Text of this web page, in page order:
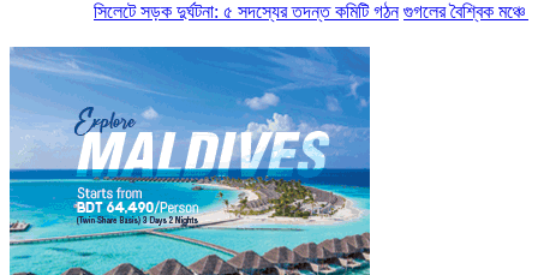
সিলেটে সড়ক দুর্ঘটনা: ৫ সদস্যের তদন্ত কমিটি গঠন গুগলের বৈশ্বিক মঞ্চে